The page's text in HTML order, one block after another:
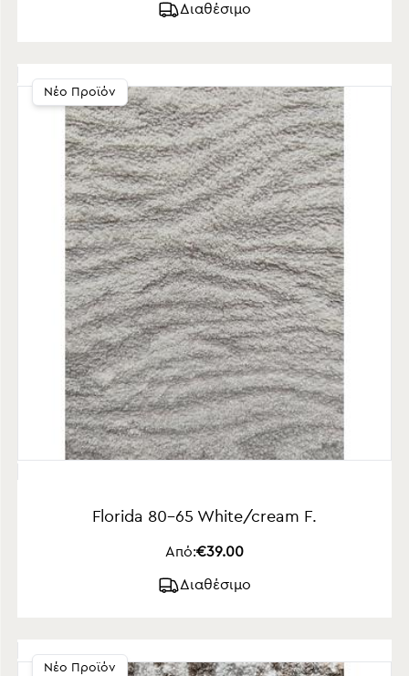
Διαθέσιμο
Νέο Προϊόν
Florida 80-65 White/cream F.
Από:€39.00
Διαθέσιμο
Νέο Προϊόν